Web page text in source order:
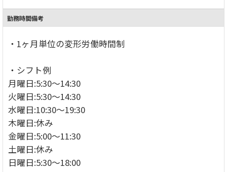
勤務時間備考
・1ヶ月単位の変形労働時間制
・シフト例
月曜日:5:30～14:30
火曜日:5:30～14:30
水曜日:10:30～19:30
木曜日:休み
金曜日:5:00～11:30
土曜日:休み
日曜日:5:30～18:00